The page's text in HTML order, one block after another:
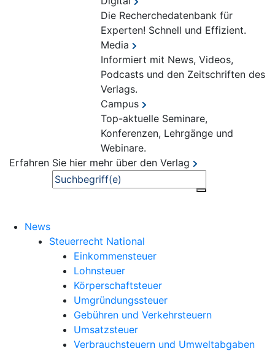
Die Recherchedatenbank für
Experten! Schnell und Effizient.
Media
Informiert mit News, Videos,
Podcasts und den Zeitschriften des
Verlags.
Campus
Top-aktuelle Seminare,
Konferenzen, Lehrgänge und
Webinare.
Erfahren Sie hier mehr über den Verlag
Suche
News
Steuerrecht National
Einkommensteuer
Lohnsteuer
Körperschaftsteuer
Umgründungssteuer
Gebühren und Verkehrsteuern
Umsatzsteuer
Verbrauchsteuern und Umweltabgaben